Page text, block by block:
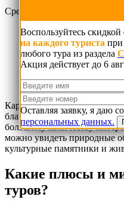
Среди основных
возможность
подходящего
готовый маршрут с
экономию времени на
длительного
Карелия особенно хорошо
благодаря близкому
большому количеству
можно увидеть природные
культурные памятники и
Какие плюсы и
туров?
ДО
Воспользуйтесь
на каждого туриста при
любого тура из раздела
Акция действует до 6
Оставляя заявку, я даю
персональных данных.